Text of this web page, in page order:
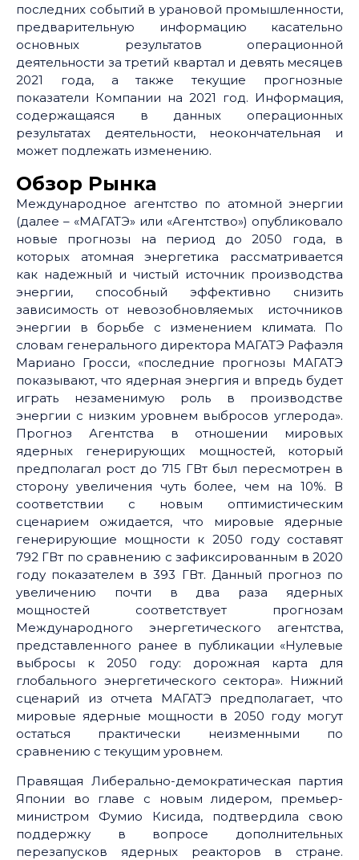
последних событий в урановой промышленности,
предварительную информацию касательно
основных результатов операционной
деятельности за третий квартал и девять месяцев
2021 года, а также текущие прогнозные
показатели Компании на 2021 год. Информация,
содержащаяся в данных операционных
результатах деятельности, неокончательная и
может подлежать изменению.
Обзор Рынка
Международное агентство по атомной энергии
(далее – «МАГАТЭ» или «Агентство») опубликовало
новые прогнозы на период до 2050 года, в
которых атомная энергетика рассматривается
как надежный и чистый источник производства
энергии, способный эффективно снизить
зависимость от невозобновляемых источников
энергии в борьбе с изменением климата. По
словам генерального директора МАГАТЭ Рафаэля
Мариано Гросси, «последние прогнозы МАГАТЭ
показывают, что ядерная энергия и впредь будет
играть незаменимую роль в производстве
энергии с низким уровнем выбросов углерода».
Прогноз Агентства в отношении мировых
ядерных генерирующих мощностей, который
предполагал рост до 715 ГВт был пересмотрен в
сторону увеличения чуть более, чем на 10%. В
соответствии с новым оптимистическим
сценарием ожидается, что мировые ядерные
генерирующие мощности к 2050 году составят
792 ГВт по сравнению с зафиксированным в 2020
году показателем в 393 ГВт. Данный прогноз по
увеличению почти в два раза ядерных
мощностей соответствует прогнозам
Международного энергетического агентства,
представленного ранее в публикации «Нулевые
выбросы к 2050 году: дорожная карта для
глобального энергетического сектора». Нижний
сценарий из отчета МАГАТЭ предполагает, что
мировые ядерные мощности в 2050 году могут
остаться практически неизменными по
сравнению с текущим уровнем.
Правящая Либерально-демократическая партия
Японии во главе с новым лидером, премьер-
министром Фумио Кисида, подтвердила свою
поддержку в вопросе дополнительных
перезапусков ядерных реакторов в стране.